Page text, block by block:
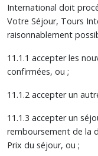
International doit
Votre Séjour, Tours
raisonnablement
11.1.1 accepter les
confirmées, ou ;
11.1.2 accepter un
11.1.3 accepter un
remboursement de la
Prix du séjour, ou ;